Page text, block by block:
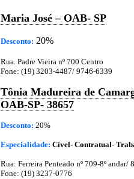
Maria José – OAB- SP
Desconto: 20%
Rua. Padre Vieira nº 700 Centro
Fone: (19) 3203-4487/ 9746-6339
Tônia Madureira de
OAB-SP- 38657
Desconto: 20%
Especialidade: Cível- Contratual-
Rua: Ferreira Penteado nº 709-8º andar/
Fone: (19) 3237-0776